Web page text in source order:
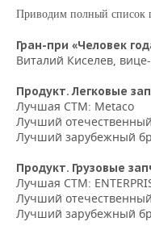
ОПК
ЭНЕРГЕТИКА
РОЗНИЧНАЯ
ТРАНСПОРТ
УСЛУГИ
НОВОСТИ
IT
МЕДИА
МЕРОПРИЯТИЯ
НОВОСТИ
ВЫЕЗДНАЯ
БИЗНЕС-БРАНЧИ
ONLINE-
ОТКРЫТАЯ ЛЕКЦИЯ
СПОРТ
НОВОСТИ СПОРТА
ФУТБОЛ
ХОККЕЙ
БАСКЕТБОЛ
ОБЩЕСТВО
НОВОСТИ
ВЛАСТЬ
ИНФРАСТРУКТУРА
ФОТОГАЛЕРЕЯ
СЮЖЕТЫ
СПРАВОЧНИК
Приводим полный список
Гран-при «Человек
Виталий Киселев,
Продукт. Легковые
Лучшая СТМ: Metaco
Лучший
Лучший зарубежный
Продукт. Грузовые
Лучшая СТМ:
Лучший
Лучший зарубежный